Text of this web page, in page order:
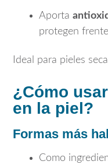
Aporta
protegen
Ideal para pieles
¿Cómo
en la piel?
Formas más
Como